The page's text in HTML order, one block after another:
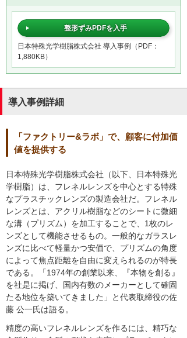
整形ずみPDFを入手
日本特殊光学樹脂株式会社 導入事例（PDF：
1,880KB）
導入事例詳細
「ファクトリー&ラボ」で、顧客に付加価
値を提供する
日本特殊光学樹脂株式会社（以下、日本特殊光
学樹脂）は、フレネルレンズを中心とする特殊
なプラスチックレンズの製造会社だ。フレネル
レンズとは、アクリル樹脂などのシートに微細
な溝（プリズム）を加工することで、1枚のレ
ンズとして機能させるもの。一般的なガラスレ
ンズに比べて軽量かつ安価で、プリズムの角度
によって焦点距離を自由に変えられるのが特長
である。「1974年の創業以来、『本物を創る』
を社是に掲げ、国内有数のメーカーとして確固
たる地位を築いてきました」と代表取締役の佐
藤 公一氏は語る。
精度の高いフレネルレンズを作るには、精巧な